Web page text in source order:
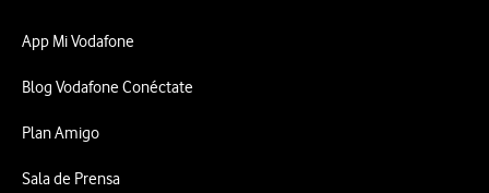
App Mi Vodafone
Blog Vodafone Conéctate
Plan Amigo
Sala de Prensa